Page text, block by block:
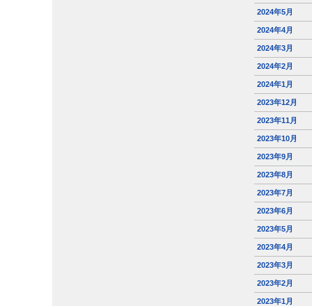
2024年5月
2024年4月
2024年3月
2024年2月
2024年1月
2023年12月
2023年11月
2023年10月
2023年9月
2023年8月
2023年7月
2023年6月
2023年5月
2023年4月
2023年3月
2023年2月
2023年1月